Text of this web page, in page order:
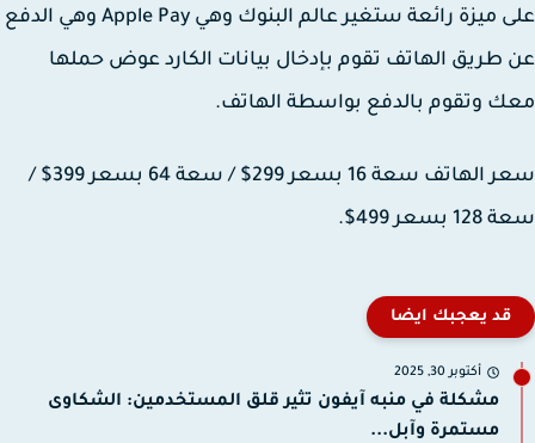
على ميزة رائعة ستغير عالم البنوك وهي Apple Pay وهي الدفع
طريق الهاتف تقوم بإدخال بيانات الكارد عوض حملها
وتقوم بالدفع بواسطة الهاتف.
سعر الهاتف سعة 16 بسعر 299$ / سعة 64 بسعر 399$ /
499$.
قد يعجبك ايضا
أكتوبر 30, 2025
مشكلة في منبه آيفون تثير قلق المستخدمين: الشكاوى
مستمرة وآبل...